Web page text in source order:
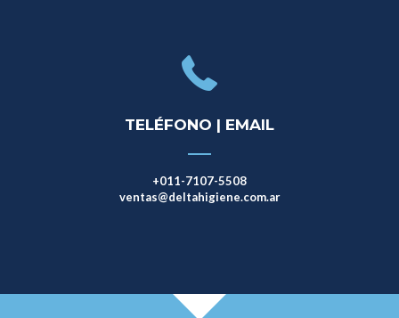
TELÉFONO | EMAIL
+011-7107-5508
ventas@deltahigiene.com.ar